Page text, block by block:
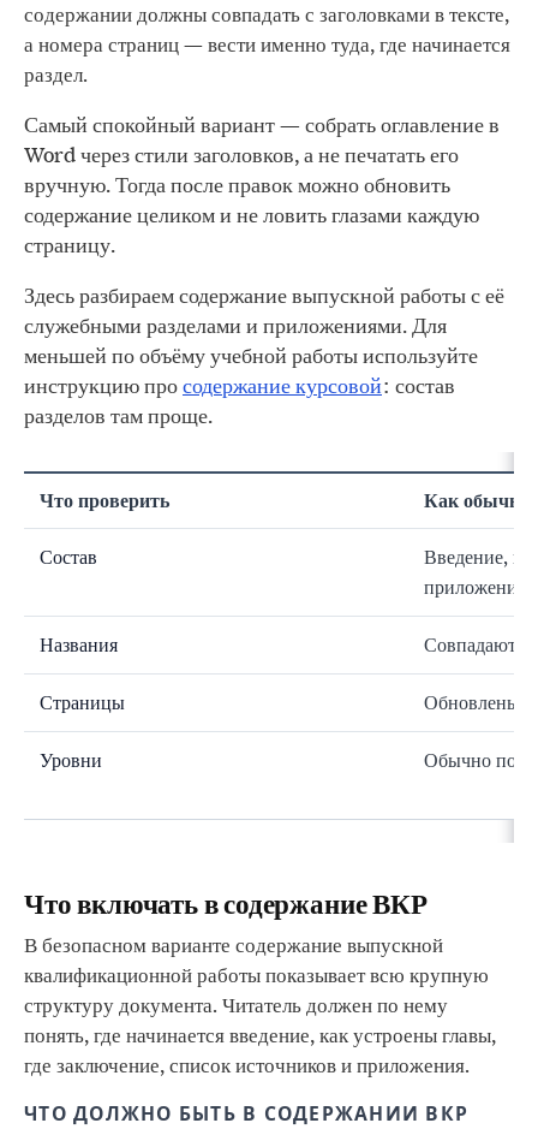
содержании должны совпадать с заголовками в тексте,
а номера страниц — вести именно туда, где начинается
раздел.
Самый спокойный вариант — собрать оглавление в
Word через стили заголовков, а не печатать его
вручную. Тогда после правок можно обновить
содержание целиком и не ловить глазами каждую
страницу.
Здесь разбираем содержание выпускной работы с её
служебными разделами и приложениями. Для
меньшей по объёму учебной работы используйте
инструкцию просодержание курсовой: состав
разделов там проще.
Что проверить Как обычно
Состав
Введение,
приложения
Названия Совпадают с
Страницы Обновлены
Уровни Обычно
Что включать в содержание ВКР
В безопасном варианте содержание выпускной
квалификационной работы показывает всю крупную
структуру документа. Читатель должен по нему
понять, где начинается введение, как устроены главы,
где заключение, список источников и приложения.
ЧТО ДОЛЖНО БЫТЬ В СОДЕРЖАНИИ ВКР